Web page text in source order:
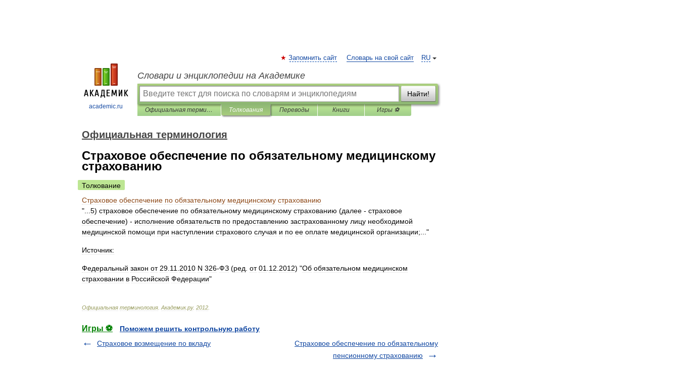
academic.ru
RU
Запомнить сайт Словарь на свой сайт
Словари и энциклопедии на Академике
Найти!
Официальная терминология Толкования Переводы Книги Игры ⚽
Официальная терминология
Страховое обеспечение по обязательному медицинскому
страхованию
Толкование
Страховое обеспечение по обязательному медицинскому страхованию
"... 5) страховое обеспечение по обязательному медицинскому страхованию (далее - страховое
обеспечение) - исполнение обязательств по предоставлению застрахованному лицу необходимой
медицинской помощи при наступлении страхового случая и по ее оплате медицинской организации;..."
Источник:
Федеральный закон от 29 11 2010 N 326-ФЗ (ред от 01 12 2012) "Об обязательном медицинском
страховании в Российской Федерации"
Официальная терминология Академик.ру. 2012
Игры ⚽
Поможем решить контрольную работу
Страховое возмещение по вкладу
Страховое обеспечение по обязательному
пенсионному страхованию